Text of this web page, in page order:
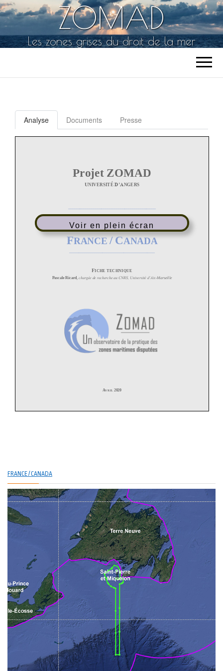
ZOMAD
Les zones grises du droit de la mer
Analyse Documents Presse
Voir en plein écran
FRANCE / CANADA